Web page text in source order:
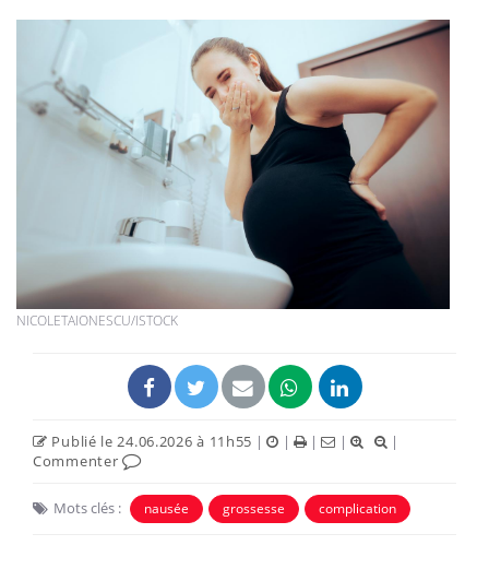
NICOLETAIONESCU/ISTOCK
Publié le 24.06.2026 à 11h55 | | | |
|
Commenter
Mots clés : nausée grossesse complication